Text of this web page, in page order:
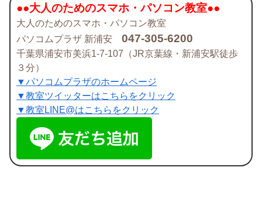
●●大人のためのスマホ・パソコン教室●●
大人のためのスマホ・パソコン教室
パソコムプラザ 新浦安 047-305-6200
千葉県浦安市美浜1-7-107（JR京葉線・新浦安駅徒歩
３分）
▼パソコムプラザのホームページ
▼教室ツイッターはこちらをクリック
▼教室LINE@はこちらをクリック